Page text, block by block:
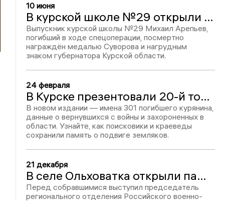
10 июня
В курской школе №29 открыли мемориальную доску погибшему в СВО выпускнику Михаилу Арепьеву
Выпускник курской школы №29 Михаил Арепьев,
погибший в ходе спецоперации, посмертно
награждён медалью Суворова и нагрудным
знаком губернатора Курской области.
24 февраля
В Курске презентовали 20-й том областной Книги Памяти
В новом издании — имена 301 погибшего курянина,
данные о вернувшихся с войны и захороненных в
области. Узнайте, как поисковики и краеведы
сохранили память о подвиге земляков.
21 декабря
В селе Ольховатка открыли памятный знак герою войны Геннадию Фанталову
Перед собравшимися выступил председатель
регионального отделения Российского военно-